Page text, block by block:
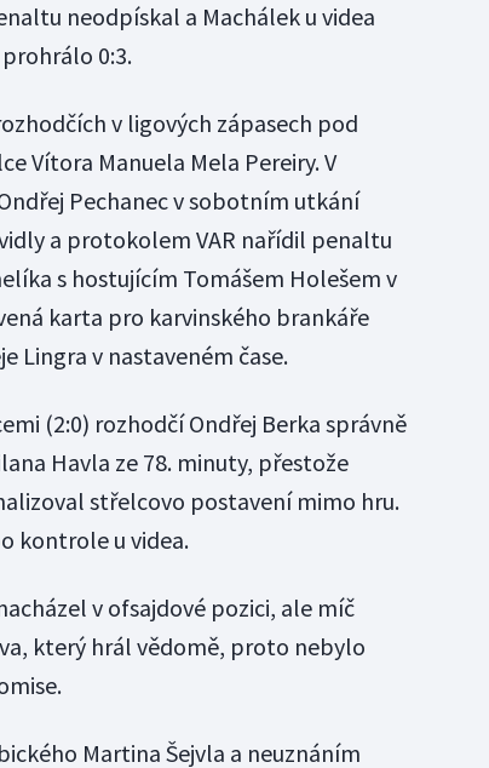
neodpískal a Machálek u videa
0:3.
v ligových zápasech pod
Vítora Manuela Mela Pereiry. V
Pechanec v sobotním utkání
a protokolem VAR nařídil penaltu
s hostujícím Tomášem Holešem v
karta pro karvinského brankáře
Lingra v nastaveném čase.
(2:0) rozhodčí Ondřej Berka správně
Havla ze 78. minuty, přestože
střelcovo postavení mimo hru.
kontrole u videa.
v ofsajdové pozici, ale míč
který hrál vědomě, proto nebylo
Martina Šejvla a neuznáním